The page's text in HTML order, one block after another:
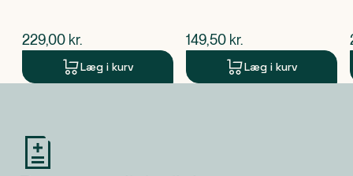
$nuværende pris
229,00 kr.
Læg i kurv
$nuværende pris
149,50 kr.
Læg i kurv